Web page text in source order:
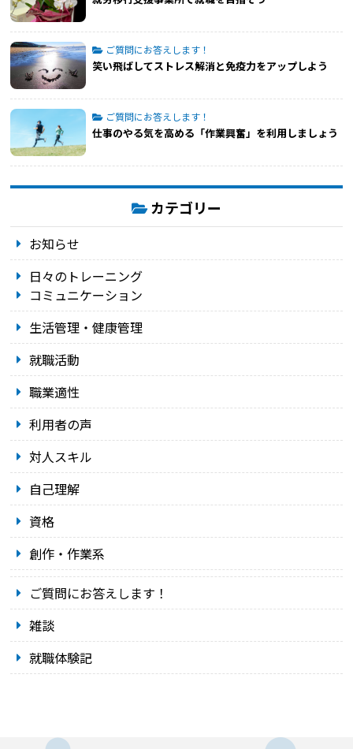
ご質問にお答えします！
笑い飛ばしてストレス解消と免疫力をアップしよう
ご質問にお答えします！
仕事のやる気を高める「作業興奮」を利用しましょう
カテゴリー
お知らせ
日々のトレーニング
コミュニケーション
生活管理・健康管理
就職活動
職業適性
利用者の声
対人スキル
自己理解
資格
創作・作業系
ご質問にお答えします！
雑談
就職体験記